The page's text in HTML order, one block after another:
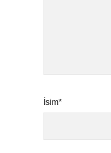
İsim*